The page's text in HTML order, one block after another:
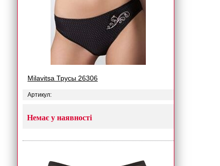
Milavitsa Трусы 26306
Артикул:
Немає у наявності